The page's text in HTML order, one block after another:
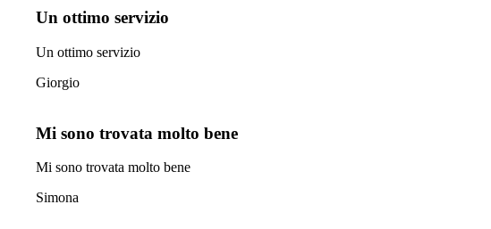
Un ottimo servizio
Un ottimo servizio
Giorgio
Mi sono trovata molto bene
Mi sono trovata molto bene
Simona